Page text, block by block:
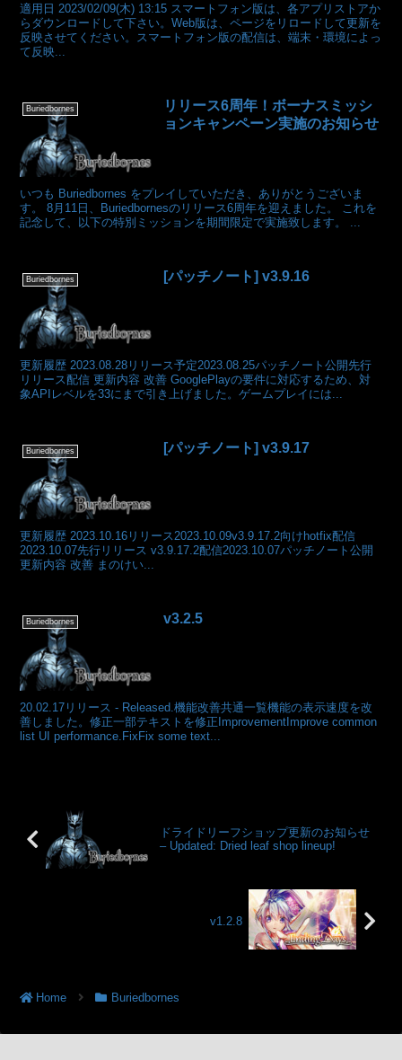
適用日 2023/02/09(木) 13:15 スマートフォン版は、各アプリストアか
らダウンロードして下さい。Web版は、ページをリロードして更新を
反映させてください。スマートフォン版の配信は、端末・環境によっ
て反映...
Buriedbornes
リリース6周年！ボーナスミッシ
ョンキャンペーン実施のお知らせ
いつも Buriedbornes をプレイしていただき、ありがとうございま
す。 8月11日、Buriedbornesのリリース6周年を迎えました。 これを
記念して、以下の特別ミッションを期間限定で実施致します。 ...
Buriedbornes [パッチノート] v3.9.16
更新履歴 2023.08.28リリース予定2023.08.25パッチノート公開先行
リリース配信 更新内容 改善 GooglePlayの要件に対応するため、対
象APIレベルを33にまで引き上げました。ゲームプレイには...
Buriedbornes [パッチノート] v3.9.17
更新履歴 2023.10.16リリース2023.10.09v3.9.17.2向けhotfix配信
2023.10.07先行リリース v3.9.17.2配信2023.10.07パッチノート公開
更新内容 改善 まのけい...
Buriedbornes v3.2.5
20.02.17リリース - Released.機能改善共通一覧機能の表示速度を改
善しました。修正一部テキストを修正ImprovementImprove common
list UI performance.FixFix some text...
ドライドリーフショップ更新のお知らせ
– Updated: Dried leaf shop lineup!
v1.2.8
Home Buriedbornes